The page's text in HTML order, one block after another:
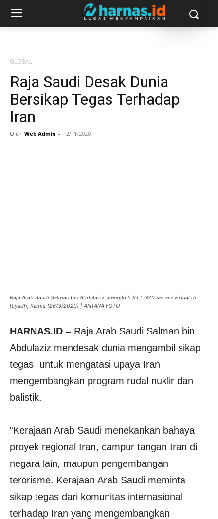
GLOBAL
Raja Saudi Desak Dunia
Bersikap Tegas Terhadap
Iran
Oleh Web Admin - 12/11/2020
Raja Arab Saudi Salman bin Abdulaziz mengikuti KTT G20 secara virtual di
Riyadh, Kamis (26/3/2020) | ANTARA FOTO
HARNAS.ID – Raja Arab Saudi Salman bin
Abdulaziz mendesak dunia mengambil sikap
tegas untuk mengatasi upaya Iran
mengembangkan program rudal nuklir dan
balistik.
“Kerajaan Arab Saudi menekankan bahaya
proyek regional Iran, campur tangan Iran di
negara lain, maupun pengembangan
terorisme. Kerajaan Arab Saudi meminta
sikap tegas dari komunitas internasional
terhadap Iran yang mengembangkan